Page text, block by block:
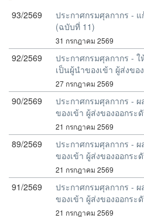
93/2569
ประกาศกรมศุลกากร -
(ฉบับที่ 11)
31 กรกฎาคม 2569
92/2569
ประกาศกรมศุลกากร -
เป็นผู้นำของเข้า ผู้ส่งขอ
27 กรกฎาคม 2569
90/2569
ประกาศกรมศุลกากร -
ของเข้า ผู้ส่งของออกระ
21 กรกฎาคม 2569
89/2569
ประกาศกรมศุลกากร -
ของเข้า ผู้ส่งของออกระ
21 กรกฎาคม 2569
91/2569
ประกาศกรมศุลกากร -
ของเข้า ผู้ส่งของออกระ
21 กรกฎาคม 2569